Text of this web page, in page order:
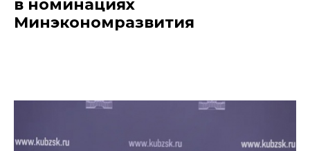
в номинациях
Минэкономразвития